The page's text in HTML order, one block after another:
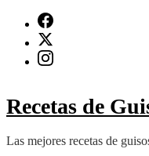
contenido
(presiona
Recetas de
Las mejores recetas de